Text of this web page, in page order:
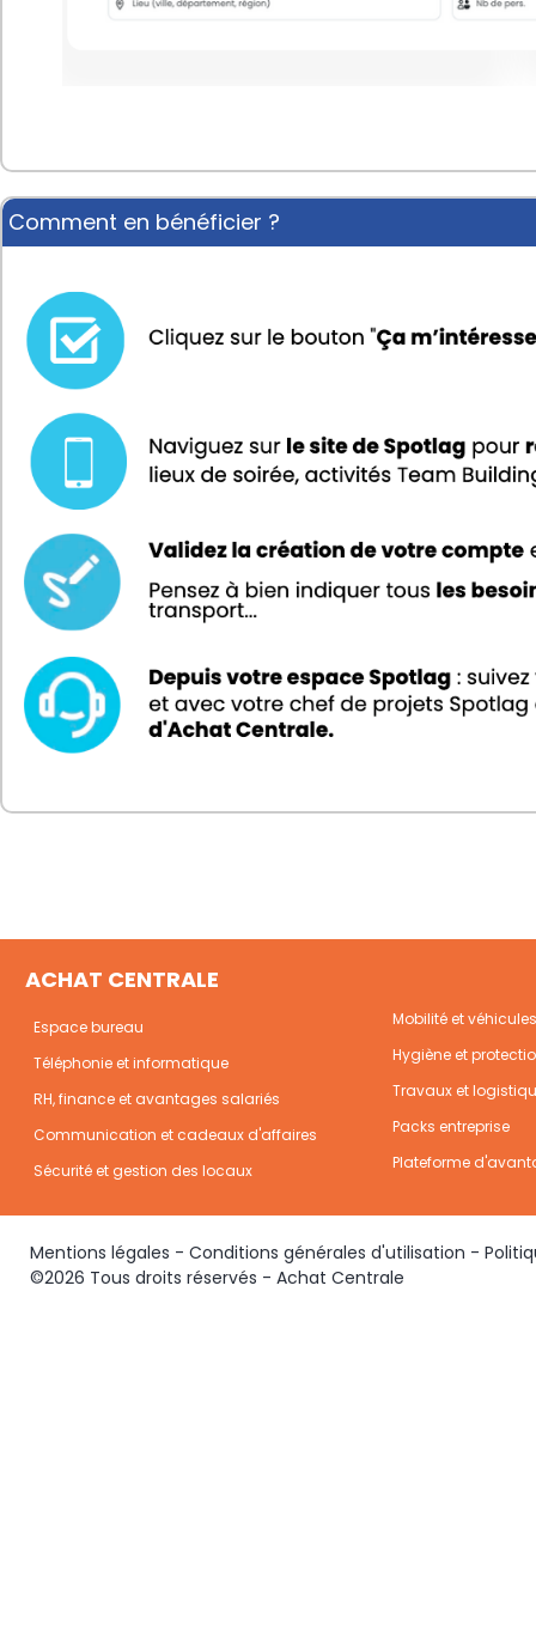
Comment en bénéficier ?
ACHAT CENTRALE
Espace bureau
Téléphonie et informatique
RH, finance et avantages salariés
Communication et cadeaux d'affaires
Sécurité et gestion des locaux
Mobilité et véhicules
Hygiène et
Travaux et
Packs entreprise
Plateforme
Mentions légales - Conditions générales d'utilisation -
©2026 Tous droits réservés - Achat Centrale